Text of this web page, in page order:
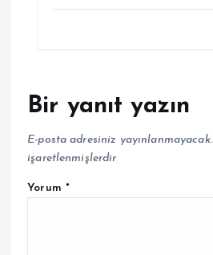
Bir yanıt yazın
E-posta adresiniz yayınlanmayacak.
işaretlenmişlerdir
Yorum *